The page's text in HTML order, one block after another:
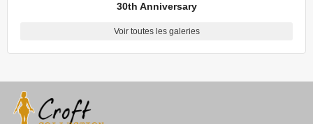
30th Anniversary
Voir toutes les galeries